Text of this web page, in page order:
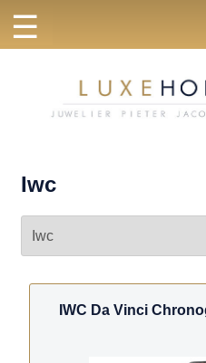
☰
Iwc
IWC Da Vinci